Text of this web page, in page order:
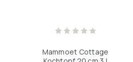
Mammoet Cottage